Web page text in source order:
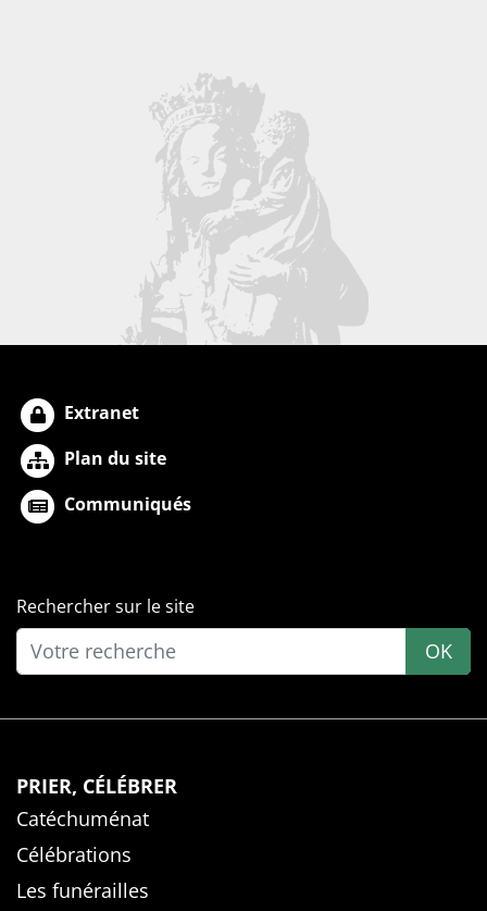
Extranet
Plan du site
Communiqués
Rechercher sur le site
OK
PRIER, CÉLÉBRER
Catéchuménat
Célébrations
Les funérailles